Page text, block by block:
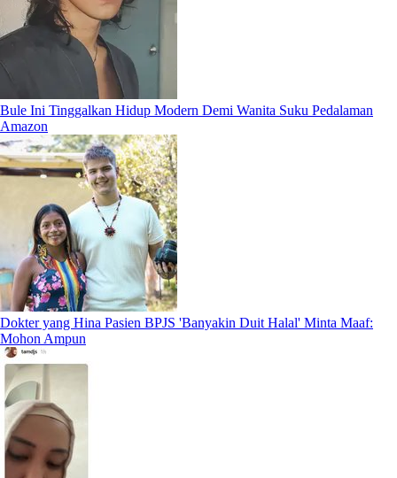
Bule Ini Tinggalkan Hidup Modern Demi Wanita Suku Pedalaman
Amazon
Dokter yang Hina Pasien BPJS 'Banyakin Duit Halal' Minta Maaf:
Mohon Ampun